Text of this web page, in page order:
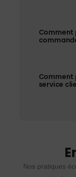
Comment
service
Nos pratiques